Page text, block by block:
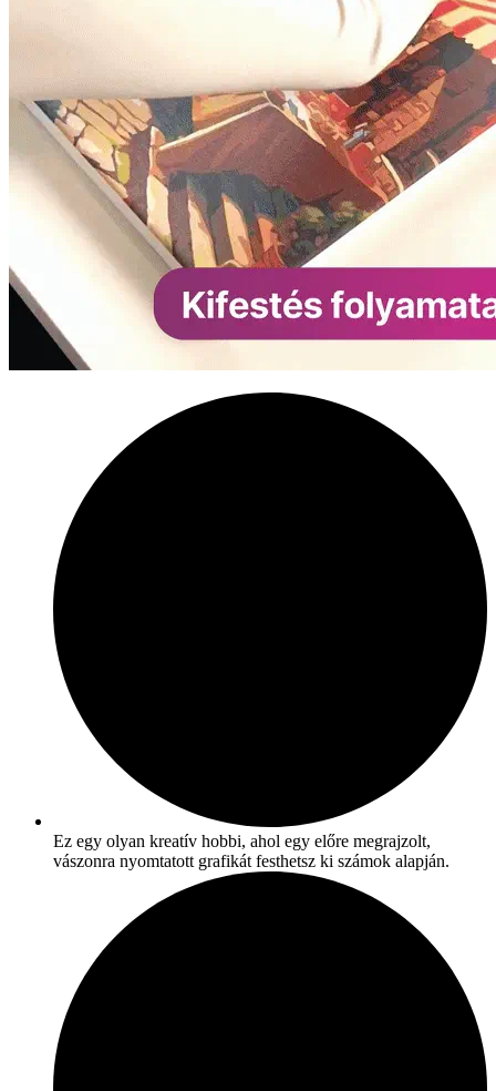
Ez egy olyan kreatív hobbi, ahol egy előre megrajzolt,
vászonra nyomtatott grafikát festhetsz ki számok alapján.